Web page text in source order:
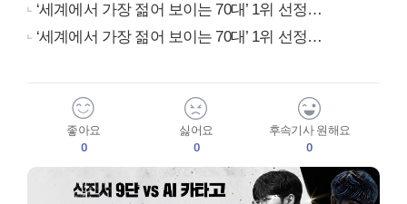
‘세계에서 가장 젊어 보이는 70대’ 1위 선정…
‘세계에서 가장 젊어 보이는 70대’ 1위 선정…
좋아요
0
싫어요
0
후속기사 원해요
0